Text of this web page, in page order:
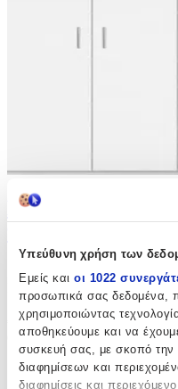
Υπεύθυνη χρήση των
Εμείς και οι 1022
προσωπικά σας δεδομένα,
χρησιμοποιώντας
αποθηκεύουμε και να
συσκευή σας, με σκοπό την
διαφημίσεων και
διαφημίσεις και
Ντουλάπα
Κατασκευαστής: Polihome,
Παράδοση 4-9 ημέρες
119
00